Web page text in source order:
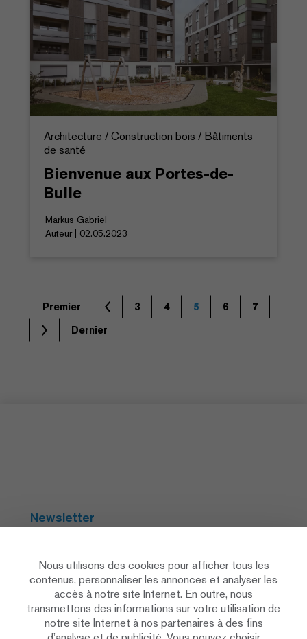
Architecture / Construction bois / Bâtiments
de santé
Bienvenue aux Portes-de-
Bulle
Markus Gabriel
Auteur | 02.05.2023
Premier 3 4 5 6
7
Dernier
Newsletter
Social Media
Nous utilisons des cookies pour afficher tous les
contenus, personnaliser les annonces et analyser les
accès à notre site Internet. En outre, nous
transmettons des informations sur votre utilisation de
notre site Internet à nos partenaires à des fins